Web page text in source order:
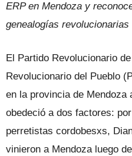
ERP en Mendoza y
genealogías
El Partido Revolucionario
Revolucionario del Pueblo
en la provincia de Mendoza
obedeció a dos factores:
perretistas cordobesxs,
vinieron a Mendoza luego